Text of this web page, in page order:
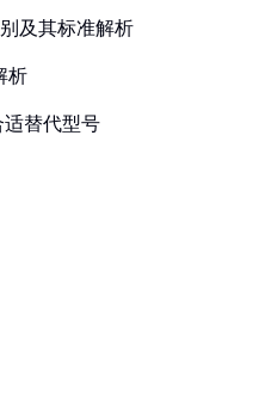
及其标准解析
析
适替代型号